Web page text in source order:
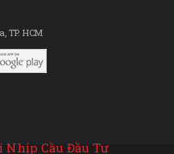
TP. HCM
Nhịp Cầu Đầu Tư